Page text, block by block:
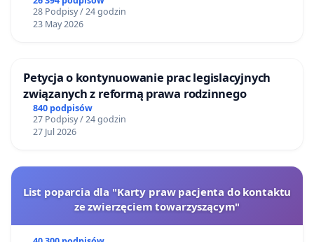
28 Podpisy / 24 godzin
23 May 2026
Petycja o kontynuowanie prac legislacyjnych
związanych z reformą prawa rodzinnego
840 podpisów
27 Podpisy / 24 godzin
27 Jul 2026
List poparcia dla "Karty praw pacjenta do kontaktu
ze zwierzęciem towarzyszącym"